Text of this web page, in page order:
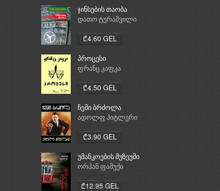
ჯინსების თაობა
დათო ტურაშვილი
₾4.60 GEL
პროცესი
ფრანც კაფკა
₾4.50 GEL
ჩემი ბრძოლა
ადოლფ ჰიტლერი
₾3.90 GEL
უმანკოების მუზეუმი
ორჰან ფამუქი
₾12.95 GEL